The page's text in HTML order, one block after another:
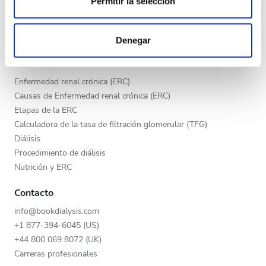
Las cookies de este sitio web se usan para personalizar
el contenido y los anuncios, ofrecer funciones de redes
sociales y analizar el tráfico. Además, compartimos
información sobre el uso que haga del sitio web con
web, quienes pueden combinarla con otra información
que les haya proporcionado o que hayan recopilado a
partir del uso que haya hecho de sus servicios.
Denegar
Noche
Buena
Muy buena
Excelente
Beneficios para los proveedores
Educación
Enfermedad renal crónica (ERC)
Causas de Enfermedad renal crónica (ERC)
Etapas de la ERC
Calculadora de la tasa de filtración glomerular (TFG)
Diálisis
Procedimiento de diálisis
Nutrición y ERC
Contacto
info@bookdialysis.com
+1 877-394-6045 (US)
+44 800 069 8072 (UK)
Carreras profesionales